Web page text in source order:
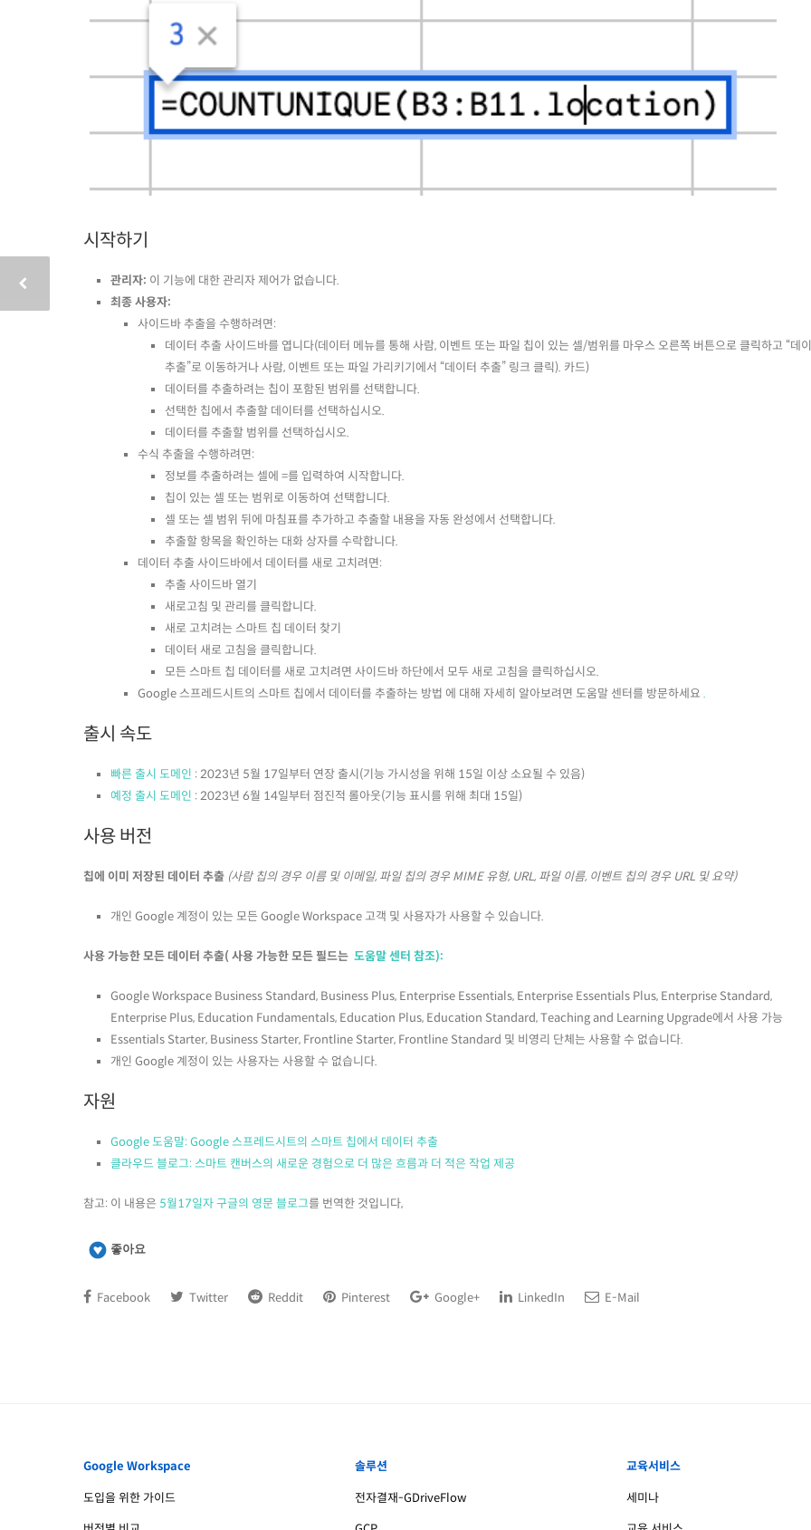
시작하기
관리자: 이 기능에 대한 관리자 제어가 없습니다.
최종 사용자:
사이드바 추출을 수행하려면:
데이터 추출 사이드바를 엽니다(데이터 메뉴를 통해 사람, 이벤트 또는 파일 칩이 있는 셀/범위를 마우스 오른쪽 버튼으로 클릭하고 “데
추출”로 이동하거나 사람, 이벤트 또는 파일 가리키기에서 “데이터 추출” 링크 클릭). 카드)
데이터를 추출하려는 칩이 포함된 범위를 선택합니다.
선택한 칩에서 추출할 데이터를 선택하십시오.
데이터를 추출할 범위를 선택하십시오.
수식 추출을 수행하려면:
정보를 추출하려는 셀에 =를 입력하여 시작합니다.
칩이 있는 셀 또는 범위로 이동하여 선택합니다.
셀 또는 셀 범위 뒤에 마침표를 추가하고 추출할 내용을 자동 완성에서 선택합니다.
추출할 항목을 확인하는 대화 상자를 수락합니다.
데이터 추출 사이드바에서 데이터를 새로 고치려면:
추출 사이드바 열기
새로고침 및 관리를 클릭합니다.
새로 고치려는 스마트 칩 데이터 찾기
데이터 새로 고침을 클릭합니다.
모든 스마트 칩 데이터를 새로 고치려면 사이드바 하단에서 모두 새로 고침을 클릭하십시오.
Google 스프레드시트의 스마트 칩에서 데이터를 추출하는 방법 에 대해 자세히 알아보려면 도움말 센터를 방문하세요 .
출시 속도
빠른 출시 도메인 : 2023년 5월 17일부터 연장 출시(기능 가시성을 위해 15일 이상 소요될 수 있음)
예정 출시 도메인 : 2023년 6월 14일부터 점진적 롤아웃(기능 표시를 위해 최대 15일)
사용 버전
칩에 이미 저장된 데이터 추출 (사람 칩의 경우 이름 및 이메일, 파일 칩의 경우 MIME 유형, URL, 파일 이름, 이벤트 칩의 경우 URL 및 요약)
개인 Google 계정이 있는 모든 Google Workspace 고객 및 사용자가 사용할 수 있습니다.
사용 가능한 모든 데이터 추출( 사용 가능한 모든 필드는 도움말 센터 참조):
Google Workspace Business Standard, Business Plus, Enterprise Essentials, Enterprise Essentials Plus, Enterprise Standard,
Enterprise Plus, Education Fundamentals, Education Plus, Education Standard, Teaching and Learning Upgrade에서 사용 가능
Essentials Starter, Business Starter, Frontline Starter, Frontline Standard 및 비영리 단체는 사용할 수 없습니다.
개인 Google 계정이 있는 사용자는 사용할 수 없습니다.
자원
Google 도움말: Google 스프레드시트의 스마트 칩에서 데이터 추출
클라우드 블로그: 스마트 캔버스의 새로운 경험으로 더 많은 흐름과 더 적은 작업 제공
참고: 이 내용은 5월17일자 구글의 영문 블로그를 번역한 것입니다,
좋아요
Facebook Twitter Reddit Pinterest Google+ LinkedIn E-Mail
Google Workspace
도입을 위한 가이드
솔루션
전자결재-GDriveFlow
교육서비스
세미나